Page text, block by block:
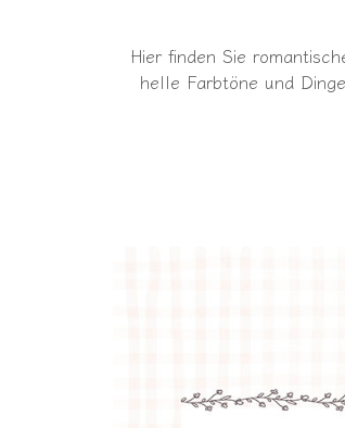
Hier finden Sie
helle Farbtöne und